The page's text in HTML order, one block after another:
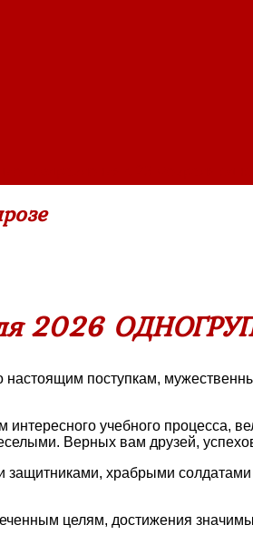
2026
настоящим поступкам,
учебного процесса,
Верных вам друзей,
храбрыми
целям, достижения